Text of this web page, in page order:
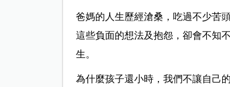
爸媽的人生歷經滄桑，吃過不少苦
這些負面的想法及抱怨，卻會不知
生。
為什麼孩子還小時，我們不讓自己